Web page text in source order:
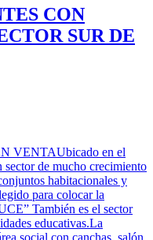
CON
SUR DE
VENTAUbicado en el
sector de mucho crecimiento
habitacionales y
para colocar la
También es el sector
educativas.La
social con canchas, salón